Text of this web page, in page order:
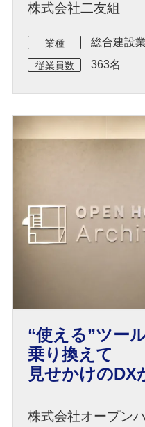
株式会社二友組
業種 総合建設業
従業員数 363名
“使える”ツー
乗り換えて
見せかけのDX
株式会社オープン